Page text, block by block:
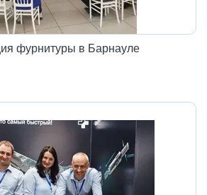
фурнитуры в Барнауле